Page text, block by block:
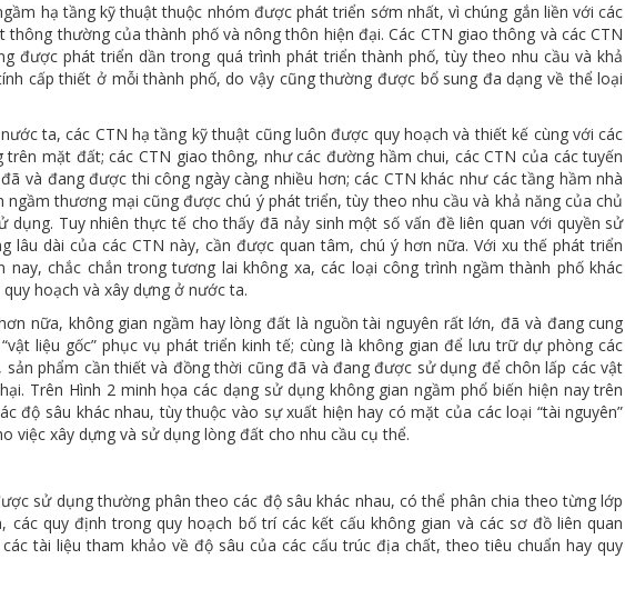
tầng kỹ thuật thuộc nhóm được phát triển sớm nhất, vì chúng gắn liền với các
thông thường của thành phố và nông thôn hiện đại. Các CTN giao thông và các CTN
được phát triển dần trong quá trình phát triển thành phố, tùy theo nhu cầu và khả
cấp thiết ở mỗi thành phố, do vậy cũng thường được bổ sung đa dạng về thể loại
các CTN hạ tầng kỹ thuật cũng luôn được quy hoạch và thiết kế cùng với các
trên mặt đất; các CTN giao thông, như các đường hầm chui, các CTN của các tuyến
và đang được thi công ngày càng nhiều hơn; các CTN khác như các tầng hầm nhà
ngầm thương mại cũng được chú ý phát triển, tùy theo nhu cầu và khả năng của chủ
dụng. Tuy nhiên thực tế cho thấy đã nảy sinh một số vấn đề liên quan với quyền sử
lâu dài của các CTN này, cần được quan tâm, chú ý hơn nữa. Với xu thế phát triển
nay, chắc chắn trong tương lai không xa, các loại công trình ngầm thành phố khác
hoạch và xây dựng ở nước ta.
không gian ngầm hay lòng đất là nguồn tài nguyên rất lớn, đã và đang cung
liệu gốc” phục vụ phát triển kinh tế; cùng là không gian để lưu trữ dự phòng các
sản phẩm cần thiết và đồng thời cũng đã và đang được sử dụng để chôn lấp các vật
Trên Hình 2 minh họa các dạng sử dụng không gian ngầm phổ biến hiện nay trên
độ sâu khác nhau, tùy thuộc vào sự xuất hiện hay có mặt của các loại “tài nguyên”
việc xây dựng và sử dụng lòng đất cho nhu cầu cụ thể.
sử dụng thường phân theo các độ sâu khác nhau, có thể phân chia theo từng lớp
các quy định trong quy hoạch bố trí các kết cấu không gian và các sơ đồ liên quan
tài liệu tham khảo về độ sâu của các cấu trúc địa chất, theo tiêu chuẩn hay quy